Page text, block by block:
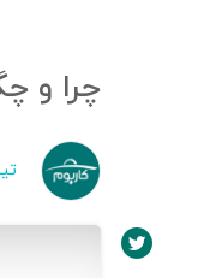
چرا و